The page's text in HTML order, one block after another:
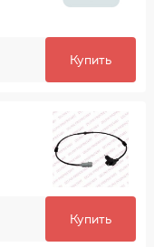
Купить
Купить